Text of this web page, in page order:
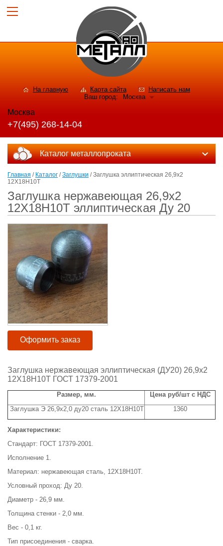
На главную Карта сайта
Написать нам
Ваш город:
Москва
Москва
+7(495) 268-14-04
Каталог металлопроката
Главная / Каталог /Заглушки / Заглушка эллиптическая 26,9х2
12Х18Н10Т
Заглушка нержавеющая 26,9х2
12Х18Н10Т эллиптическая Ду 20
Оформить заказ
Заглушка нержавеющая эллиптическая (ДУ20) 26,9х2
12Х18Н10Т ГОСТ 17379-2001
Размер, мм.
Цена руб/шт с НДС
Заглушка Э 26,9х2,0 ду20 сталь 12Х18Н10Т
1360
Характеристики:
Стандарт: ГОСТ 17379-2001.
Исполнение 1.
Материал: нержавеющая сталь, 12Х18Н10Т.
Условный проход: Ду 20.
Диаметр - 26,9 мм.
Толщина стенки - 2,0 мм.
Вес - 0,1 кг.
Тип присоединения - сварка.